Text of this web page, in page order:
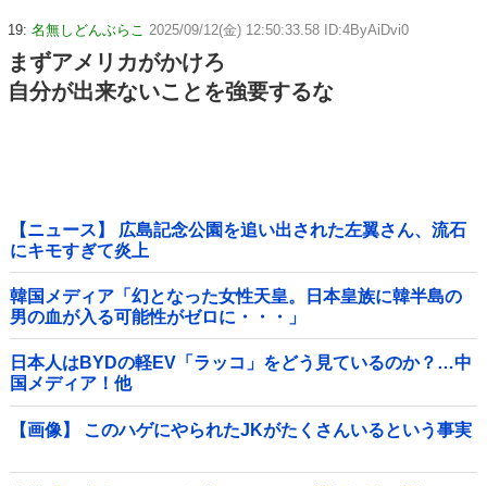
19: 名無しどんぶらこ 2025/09/12(金) 12:50:33.58 ID:4ByAiDvi0
まずアメリカがかけろ
自分が出来ないことを強要するな
【ニュース】 広島記念公園を追い出された左翼さん、流石
にキモすぎて炎上
韓国メディア「幻となった女性天皇。日本皇族に韓半島の
男の血が入る可能性がゼロに・・・」
日本人はBYDの軽EV「ラッコ」をどう見ているのか？…中
国メディア！他
【画像】 このハゲにやられたJKがたくさんいるという事実